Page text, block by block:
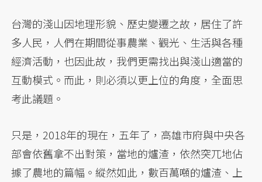
台灣的淺山因地理形貌、歷史變遷之故，居住了許
多人民，人們在期間從事農業、觀光、生活與各種
經濟活動，也因此故，我們更需找出與淺山適當的
互動模式。而此，則必須以更上位的角度，全面思
考此議題。
只是，2018年的現在，五年了，高雄市府與中央各
部會依舊拿不出對策，當地的爐渣，依然突兀地佔
據了農地的篇幅。縱然如此，數百萬噸的爐渣、上